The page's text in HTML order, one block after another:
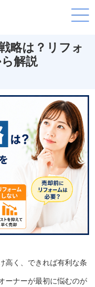
略は？リフォ
解説
高く、できれば有利な条
ーナーが最初に悩むのが